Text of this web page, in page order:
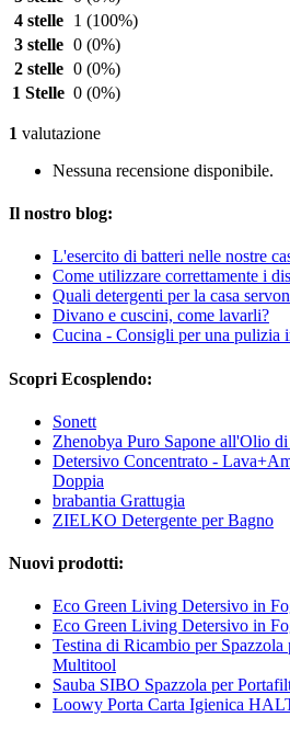
4 stelle
1 (100%)
3 stelle 0 (0%)
2 stelle 0 (0%)
1 Stelle 0 (0%)
1 valutazione
Nessuna recensione disponibile.
Il nostro blog:
L'esercito di batteri nelle nostre
Come utilizzare correttamente i
Quali detergenti per la casa
Divano e cuscini, come lavarli?
Cucina - Consigli per una pulizia
Scopri Ecosplendo:
Sonett
Zhenobya Puro Sapone all'Olio
Detersivo Concentrato -
Doppia
brabantia Grattugia
ZIELKO Detergente per Bagno
Nuovi prodotti:
Eco Green Living Detersivo in
Eco Green Living Detersivo in
Testina di Ricambio per
Multitool
Sauba SIBO Spazzola per
Loowy Porta Carta Igienica